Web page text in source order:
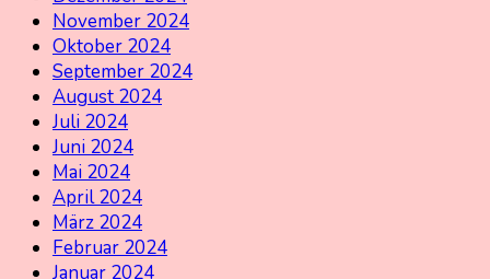
November 2024
Oktober 2024
September 2024
August 2024
Juli 2024
Juni 2024
Mai 2024
April 2024
März 2024
Februar 2024
Januar 2024